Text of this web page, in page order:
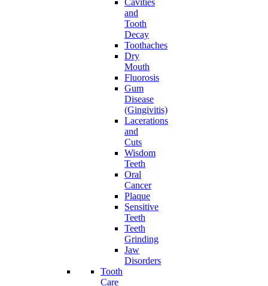
Cavities
and
Tooth
Decay
Toothaches
Dry
Mouth
Fluorosis
Gum
Disease
(Gingivitis)
Lacerations
and
Cuts
Wisdom
Teeth
Oral
Cancer
Plaque
Sensitive
Teeth
Teeth
Grinding
Jaw
Disorders
Tooth
Care